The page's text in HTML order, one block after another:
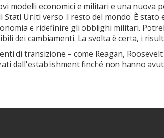
modelli economici e militari e una nuova
Stati Uniti verso il resto del mondo. È
e ridefinire gli obblighi militari.
dei cambiamenti. La svolta è certa, i
di transizione – come Reagan,
dall'establishment finché non hanno